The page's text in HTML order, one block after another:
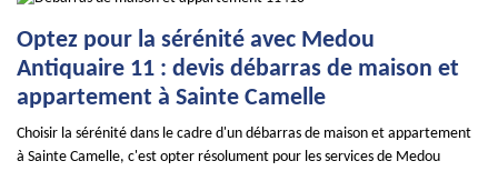
Optez pour la sérénité avec Medou
Antiquaire 11 : devis débarras de maison et
appartement à Sainte Camelle
Choisir la sérénité dans le cadre d'un débarras de maison et appartement
à Sainte Camelle, c'est opter résolument pour les services de Medou